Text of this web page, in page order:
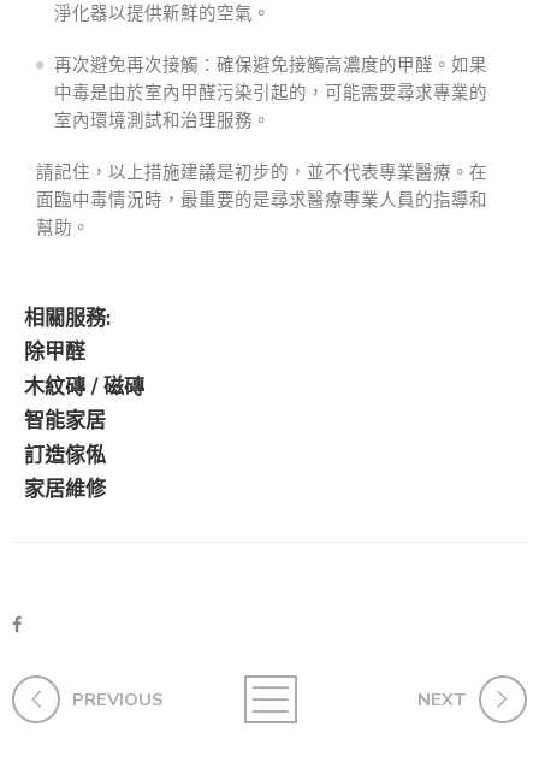
淨化器以提供新鮮的空氣。
再次避免再次接觸：確保避免接觸高濃度的甲醛。如果
中毒是由於室內甲醛污染引起的，可能需要尋求專業的
室內環境測試和治理服務。
請記住，以上措施建議是初步的，並不代表專業醫療。在
面臨中毒情況時，最重要的是尋求醫療專業人員的指導和
幫助。
相關服務:
除甲醛
木紋磚 / 磁磚
智能家居
訂造傢俬
家居維修
PREVIOUS NEXT